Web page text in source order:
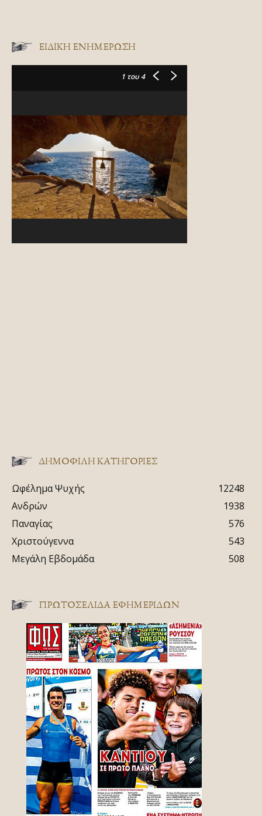
ΕΙΔΙΚΉ ΕΝΗΜΈΡΩΣΗ
1 του 4
ΔΗΜΟΦΙΛΗ ΚΑΤΗΓΟΡΙΕΣ
Ωφέλημα Ψυχής
12248
Ανδρών
1938
Παναγίας
576
Χριστούγεννα
543
Μεγάλη Εβδομάδα
508
ΠΡΩΤΟΣΈΛΙΔΑ ΕΦΗΜΕΡΊΔΩΝ